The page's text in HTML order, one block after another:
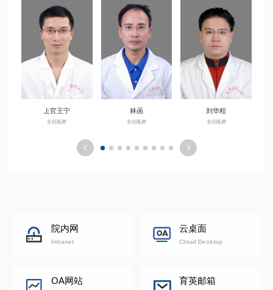
上官王宁
主任医师
林函
主任医师
刘华程
主任医师
院内网
Intranet
云桌面
Cloud Desktop
OA网站 育英邮箱